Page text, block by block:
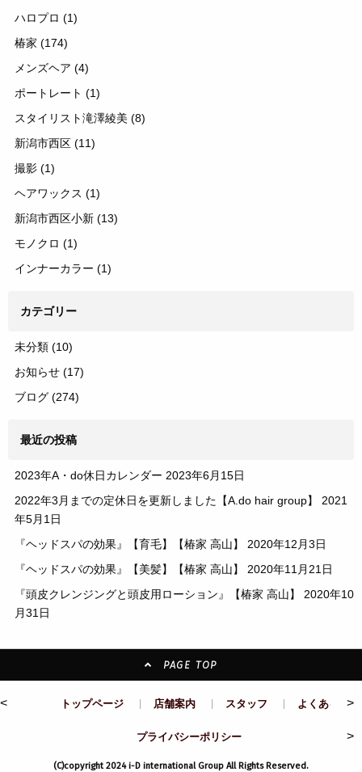
ハロプロ (1)
椿家 (174)
メンズヘア (4)
ポートレート (1)
スタイリスト滝澤綾美 (8)
新潟市西区 (11)
撮影 (1)
ヘアワックス (1)
新潟市西区小新 (13)
モノクロ (1)
インナーカラー (1)
カテゴリー
未分類 (10)
お知らせ (17)
ブログ (274)
最近の投稿
2023年A・do休日カレンダー 2023年6月15日
2022年3月までの定休日を更新しました【A.do hair group】
2021
年5月1日
『ヘッドスパの効果』【育毛】【椿家 高山】
2020年12月3日
『ヘッドスパの効果』【美髪】【椿家 高山】
2020年11月21日
『頭皮クレンジングと頭皮用ローション』【椿家 高山】
2020年10
月31日
PAGE TOP
< トップページ 店舗案内 スタッフ よくある質問
>
プライバシーポリシー >
(C)copyright 2024 i-D international Group All Rights Reserved.